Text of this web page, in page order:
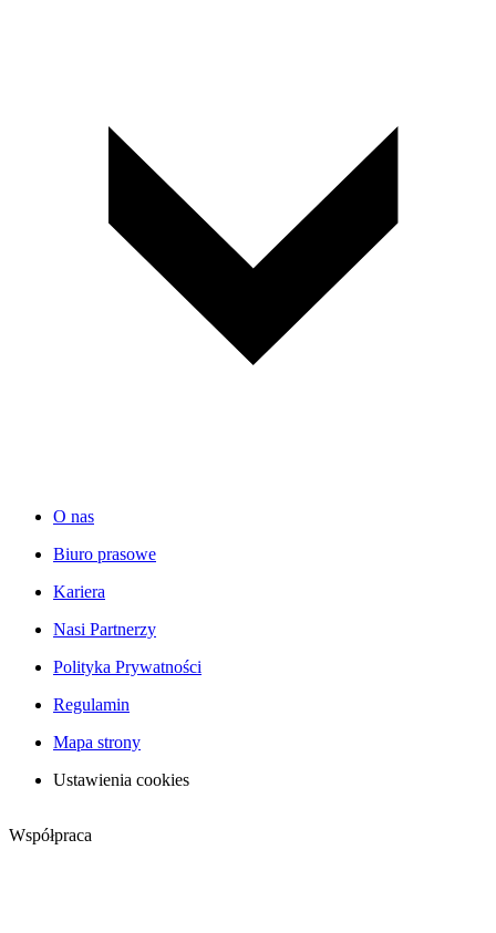
O nas
Biuro prasowe
Kariera
Nasi Partnerzy
Polityka Prywatności
Regulamin
Mapa strony
Ustawienia cookies
Współpraca